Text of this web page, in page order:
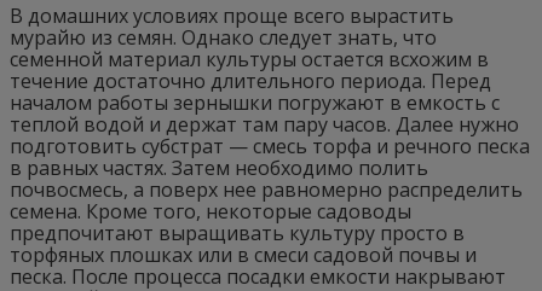
В домашних условиях проще всего вырастить
мурайю из семян. Однако следует знать, что
семенной материал культуры остается всхожим в
течение достаточно длительного периода. Перед
началом работы зернышки погружают в емкость с
теплой водой и держат там пару часов. Далее нужно
подготовить субстрат — смесь торфа и речного песка
в равных частях. Затем необходимо полить
почвосмесь, а поверх нее равномерно распределить
семена. Кроме того, некоторые садоводы
предпочитают выращивать культуру просто в
торфяных плошках или в смеси садовой почвы и
песка. После процесса посадки емкости накрывают